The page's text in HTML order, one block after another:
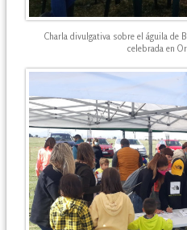
Charla divulgativa sobre el águila de
celebrada en